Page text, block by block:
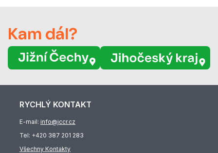
Kam dál?
RYCHLÝ KONTAKT
E-mail: info@jccr.cz
Tel: +420 387 201 283
Všechny Kontakty